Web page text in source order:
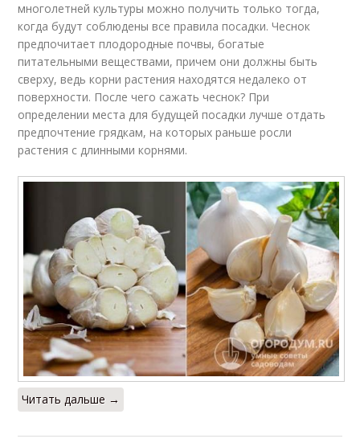
многолетней культуры можно получить только тогда,
когда будут соблюдены все правила посадки. Чеснок
предпочитает плодородные почвы, богатые
питательными веществами, причем они должны быть
сверху, ведь корни растения находятся недалеко от
поверхности. После чего сажать чеснок? При
определении места для будущей посадки лучше отдать
предпочтение грядкам, на которых раньше росли
растения с длинными корнями.
Читать дальше →